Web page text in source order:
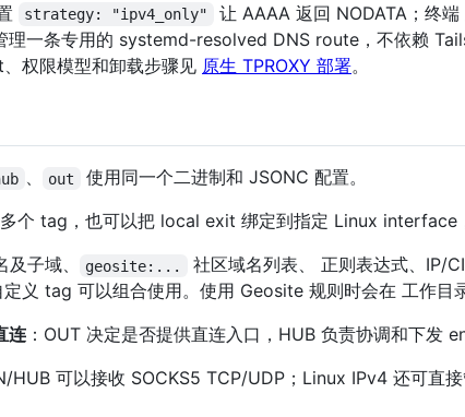
strategy: "ipv4_only" 让 AAAA 返回 NODATA；终端
理一条专用的 systemd-resolved DNS route，不依赖
权限模型和卸载步骤见 原生 TPROXY 部署。
、 out
使用同一个二进制和 JSONC 配置。
多个 tag，也可以把 local exit 绑定到指定 Linux interface
及子域、 geosite:... 社区域名列表、 正则表达式、IP/
定义 tag 可以组合使用。使用 Geosite 规则时会在 工作目
连 ：OUT 决定是否提供直连入口，HUB 负责协调和下发
HUB 可以接收 SOCKS5 TCP/UDP；Linux IPv4 还可直